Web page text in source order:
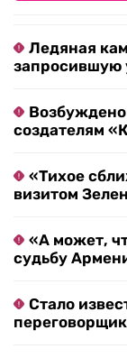
Ледяная
запросившую
Возбуждено
создателям
«Тихое
визитом
«А может,
судьбу
Стало